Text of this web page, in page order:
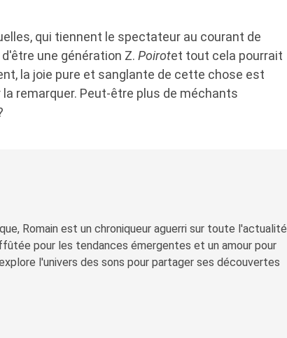
qui tiennent le spectateur au courant de
une génération Z. Poirotet tout cela pourrait
la joie pure et sanglante de cette chose est
remarquer. Peut-être plus de méchants
Romain est un chroniqueur aguerri sur toute l'actualité
pour les tendances émergentes et un amour pour
l'univers des sons pour partager ses découvertes